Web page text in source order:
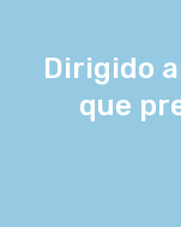
Dirigido
que